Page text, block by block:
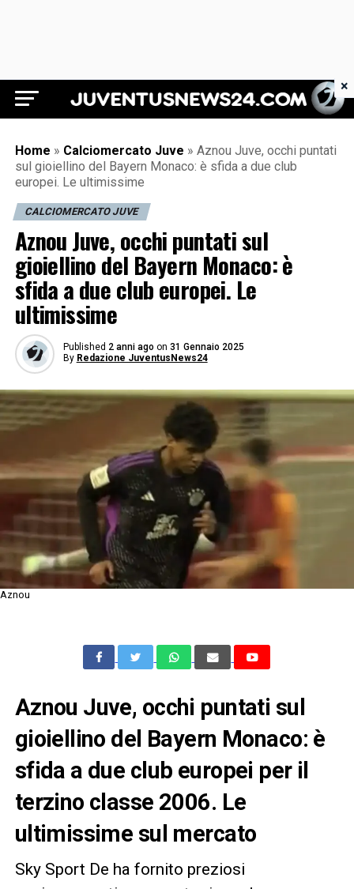
Juventus News 24
Home » Calciomercato Juve » Aznou Juve, occhi puntati
sul gioiellino del Bayern Monaco: è sfida a due club
europei. Le ultimissime
CALCIOMERCATO JUVE
Aznou Juve, occhi puntati sul
gioiellino del Bayern Monaco: è
sfida a due club europei. Le
ultimissime
Published 2 anni ago on 31 Gennaio 2025
By Redazione JuventusNews24
Aznou
Aznou Juve, occhi puntati sul
gioiellino del Bayern Monaco: è
sfida a due club europei per il
terzino classe 2006. Le
ultimissime sul mercato
Sky Sport De ha fornito preziosi
×